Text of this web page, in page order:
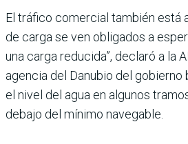
El tráfico comercial también está
de carga se ven obligados a
una carga reducida”, declaró a la
agencia del Danubio del gobierno
el nivel del agua en algunos
debajo del mínimo navegable.